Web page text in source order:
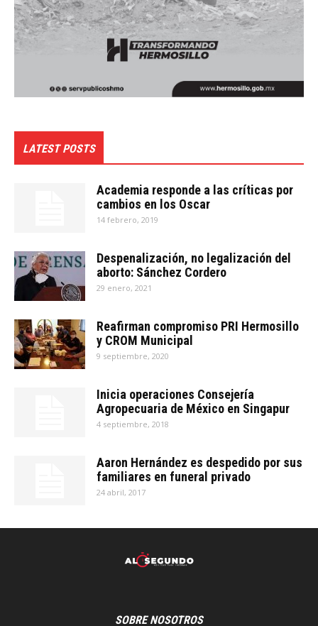
LATEST POSTS
Academia responde a las críticas por
cambios en los Oscar
14 febrero, 2019
Despenalización, no legalización del
aborto: Sánchez Cordero
29 enero, 2021
Reafirman compromiso PRI Hermosillo
y CROM Municipal
9 septiembre, 2020
Inicia operaciones Consejería
Agropecuaria de México en Singapur
4 septiembre, 2018
Aaron Hernández es despedido por sus
familiares en funeral privado
24 abril, 2017
SOBRE NOSOTROS